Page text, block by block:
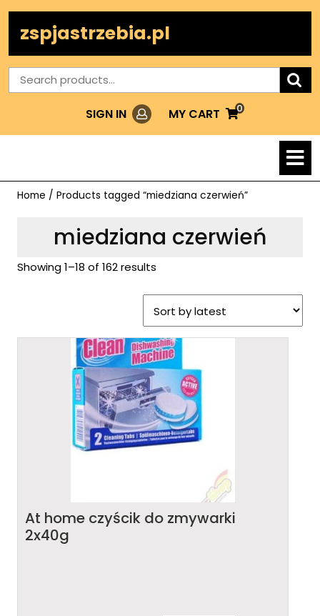
contentzspjastrzebia.pl
Search
for:
SIGN IN LoginMY CART
MY
0
Home / Products tagged “miedziana czerwień”
miedziana czerwień
Showing 1–18 of 162 results
At home czyścik do zmywarki
2x40g